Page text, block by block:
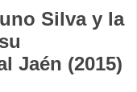
Silva y la
Jaén (2015)